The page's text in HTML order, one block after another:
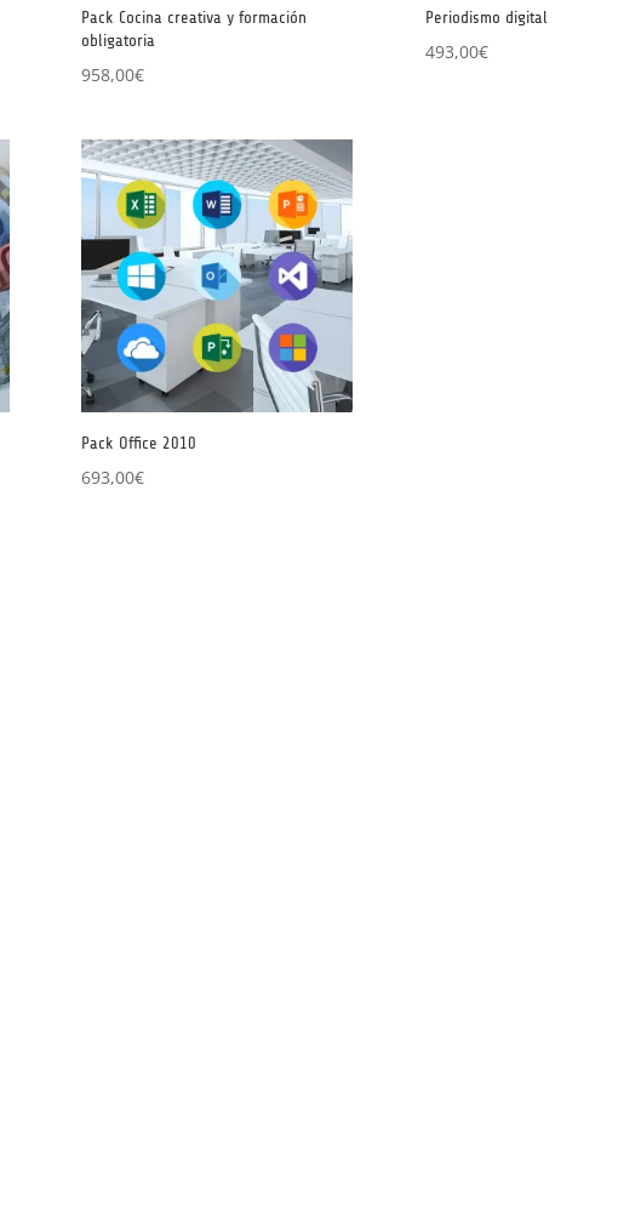
Pack Cocina creativa y formación
obligatoria
958,00€
Periodismo digital
493,00€
Pack Office 2010
693,00€